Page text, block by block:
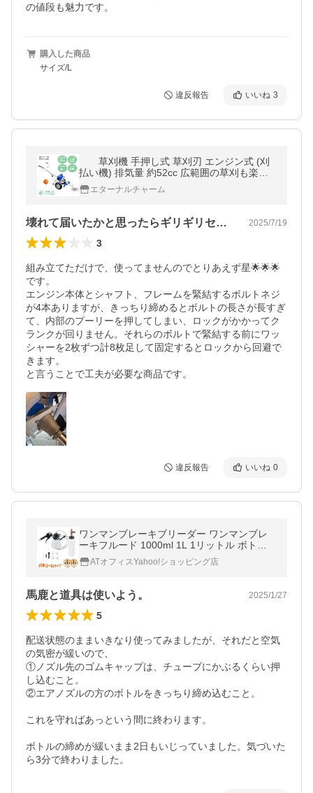
購入した商品
サイズ/L
違反報告 いいね 3
草刈機 手押し式 草刈刃 エンジン式 (刈
払い機) 排気量 約52cc 広範囲の草刈も楽々
草刈り機 伐採 草
エターナルチャーム
壊れて届いたかと思ったらギリギリセーフ？ 2025/7/19
3
組み立てただけで、使ってませんのでとりあえず星🌟🌟🌟
です。
エンジン本体とシャフト、フレームを緊結するボルトネジ
が4本ありますが、きっちり締めるとボルトの長さが長すぎ
て、内部のプーリーを押してしまい、ロックがかかってク
ランクが回りません。それらのボルトで緊結する前にワッ
シャーを2枚ずつ計8枚足して固定するとロックから回避で
きます。
と言うことで工夫が必要な商品です。
違反報告 いいね 0
ワンマンブレーキブリーダー ワンマンブレ
ーキフルード 1000ml 1L 1リットル ボトル
アダプター セット オイル 工具 整備 メンテ
ナンス 負圧式 ブレーキ交換
ATオフィスYahoo!ショッピング店
馬鹿と道具は使いよう。 2025/1/27
5
配送状態のままいきなり使ってみましたが、それだと空気
の気密が緩いので、
①ノズル先のゴムキャップは、チューブにかぶるくらい押
し込むこと。
②エアノズルの方のボトルをきっちり締め込むこと。
これを守ればあっという間に終わります。
ボトルの締めが緩いまま2日もいじっていました。気づいた
ら3分で終わりました。